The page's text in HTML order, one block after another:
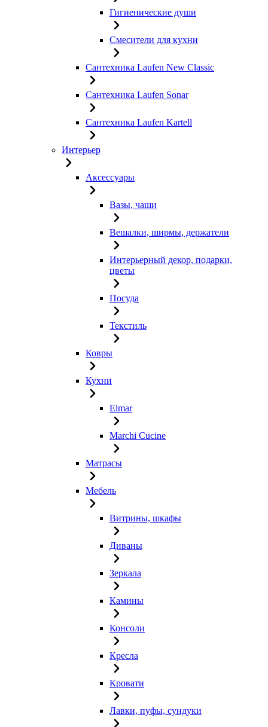
Гигиенические души
Смесители для кухни
Сантехника Laufen New Classic
Сантехника Laufen Sonar
Сантехника Laufen Kartell
Интерьер
Аксессуары
Вазы, чаши
Вешалки, ширмы, держатели
Интерьерный декор, подарки,
цветы
Посуда
Текстиль
Ковры
Кухни
Elmar
Marchi Cucine
Матрасы
Мебель
Витрины, шкафы
Диваны
Зеркала
Камины
Консоли
Кресла
Кровати
Лавки, пуфы, сундуки